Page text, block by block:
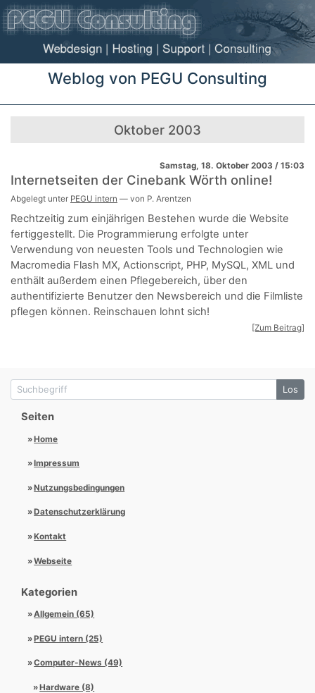
Weblog von PEGU Consulting
Oktober 2003
Samstag, 18. Oktober 2003 / 15:03
Internetseiten der Cinebank Wörth online!
Abgelegt unter PEGU intern — von P. Arentzen
Rechtzeitig zum einjährigen Bestehen wurde die Website
fertiggestellt. Die Programmierung erfolgte unter
Verwendung von neuesten Tools und Technologien wie
Macromedia Flash MX, Actionscript, PHP, MySQL, XML und
enthält außerdem einen Pflegebereich, über den
authentifizierte Benutzer den Newsbereich und die Filmliste
pflegen können. Reinschauen lohnt sich!
[Zum Beitrag]
Suchbegriff Los
Seiten
Home
Impressum
Nutzungsbedingungen
Datenschutzerklärung
Kontakt
Webseite
Kategorien
Allgemein (65)
PEGU intern (25)
Computer-News (49)
Hardware (8)